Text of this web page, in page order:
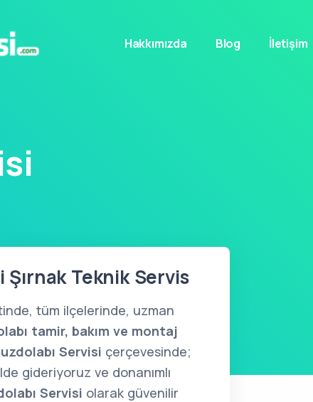
Hakkımızda Blog İletişim
Şırnak Teknik Servis
tüm ilçelerinde, uzman
tamir, bakım ve montaj
Servisi çerçevesinde;
gideriyoruz ve donanımlı
Servisi olarak güvenilir